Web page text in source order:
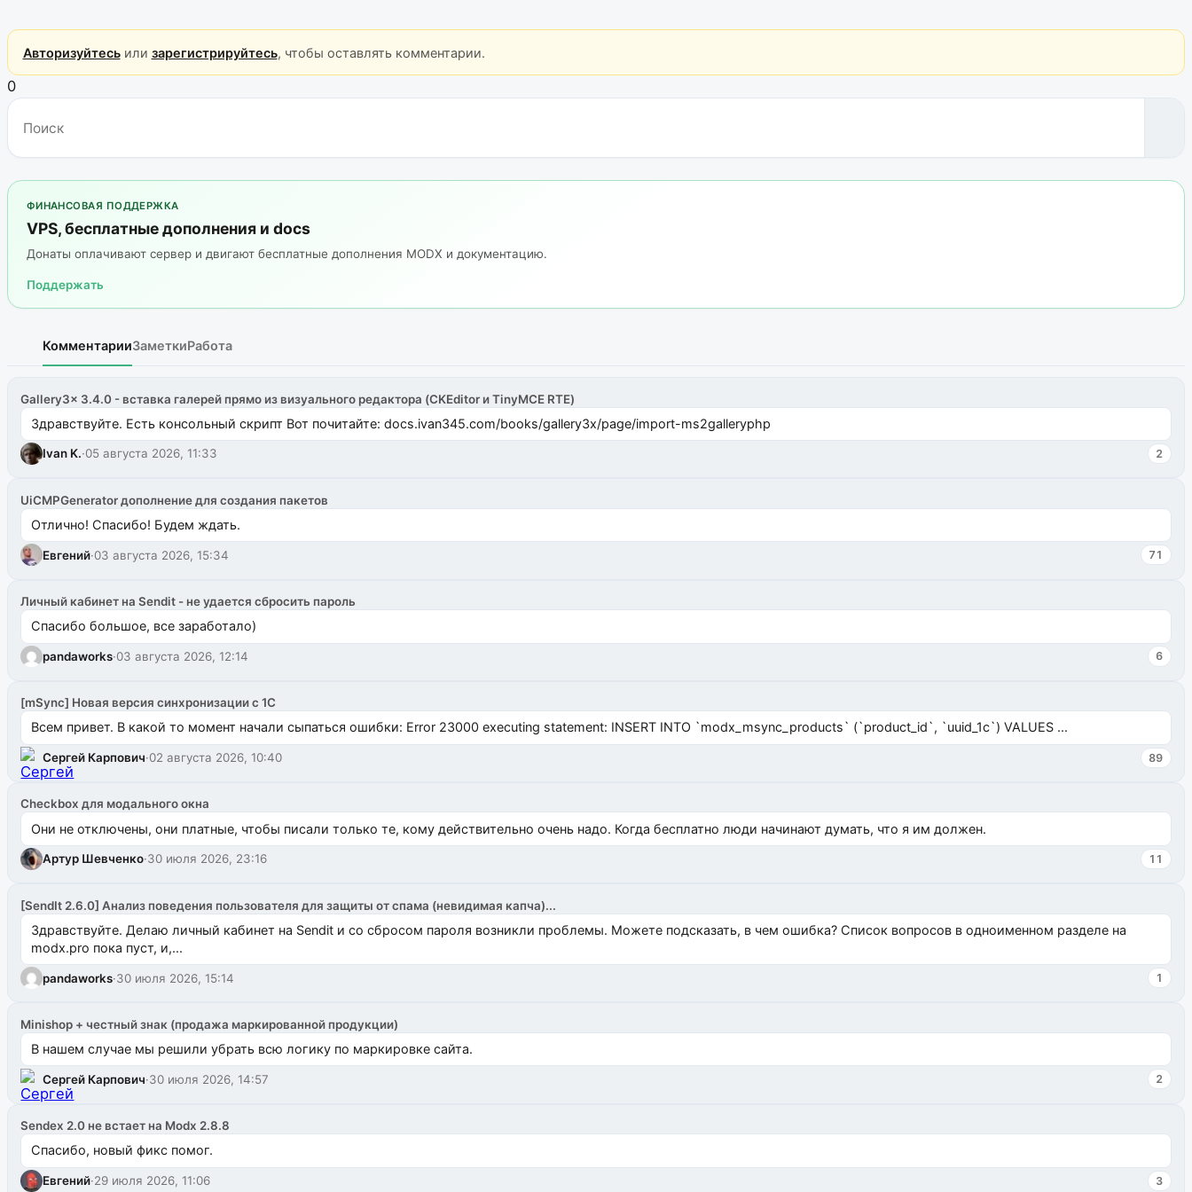
Авторизуйтесьили зарегистрируйтесь, чтобы оставлять комментарии.
0
ФИНАНСОВАЯ ПОДДЕРЖКА
VPS, бесплатные дополнения и docs
Донаты оплачивают сервер и двигают бесплатные дополнения MODX и документацию.
Поддержать
КомментарииЗаметкиРабота
Gallery3x 3.4.0 - вставка галерей прямо из визуального редактора (CKEditor и TinyMCE RTE)
Здравствуйте. Есть консольный скрипт Вот почитайте: docs.ivan345.com/books/gallery3x/page/import-ms2galleryphp
Ivan K.·05 августа 2026, 11:33 2
UiCMPGenerator дополнение для создания пакетов
Отлично! Спасибо! Будем ждать.
Евгений·03 августа 2026, 15:34 71
Личный кабинет на Sendit - не удается сбросить пароль
Спасибо большое, все заработало)
pandaworks·03 августа 2026, 12:14 6
[mSync] Новая версия синхронизации с 1С
Всем привет. В какой то момент начали сыпаться ошибки: Error 23000 executing statement: INSERT INTO `modx_msync_products` (`product_id`, `uuid_1c`) VALUES ...
Сергей Карпович·02 августа 2026, 10:40 89
Checkbox для модального окна
Они не отключены, они платные, чтобы писали только те, кому действительно очень надо. Когда бесплатно люди начинают думать, что я им должен.
Артур Шевченко·30 июля 2026, 23:16 11
[SendIt 2.6.0] Анализ поведения пользователя для защиты от спама (невидимая капча)...
Здравствуйте. Делаю личный кабинет на Sendit и со сбросом пароля возникли проблемы. Можете подсказать, в чем ошибка? Список вопросов в одноименном разделе на
modx.pro пока пуст, и,...
pandaworks·30 июля 2026, 15:14 1
Minishop + честный знак (продажа маркированной продукции)
В нашем случае мы решили убрать всю логику по маркировке сайта.
Сергей Карпович·30 июля 2026, 14:57 2
Sendex 2.0 не встает на Modx 2.8.8
Спасибо, новый фикс помог.
Евгений·29 июля 2026, 11:06 3